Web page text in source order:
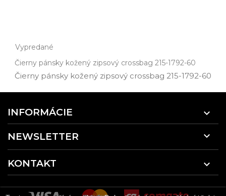
Vypredané
Čierny pánsky kožený zipsový crossbag 215-1792-60
Čierny pánsky kožený zipsový crossbag 215­-1792­-60
INFORMÁCIE 
NEWSLETTER 
KONTAKT 